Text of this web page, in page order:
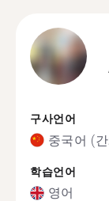
구사언어
중국어 (
학습언어
영어